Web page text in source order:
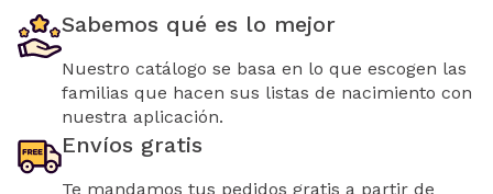
Sabemos qué es lo mejor
Nuestro catálogo se basa en lo que escogen las
familias que hacen sus listas de nacimiento con
nuestra aplicación.
Envíos gratis
Te mandamos tus pedidos gratis a partir de